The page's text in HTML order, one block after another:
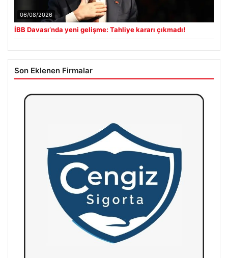
06/08/2026
İBB Davası’nda yeni gelişme: Tahliye kararı çıkmadı!
Son Eklenen Firmalar